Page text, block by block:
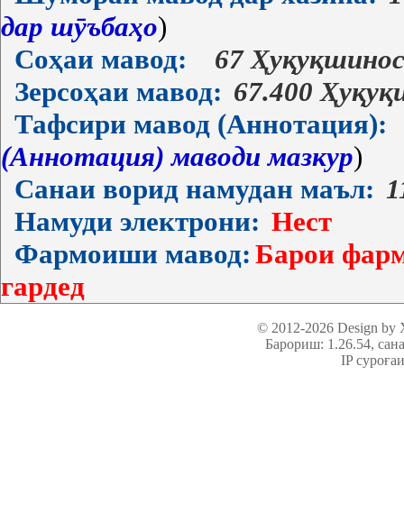
дар шӯъбаҳо)
Соҳаи мавод:
67
Зерсоҳаи мавод: 67.400
Тафсири мавод (Аннотация):
(Аннотация) маводи мазкур)
Санаи ворид намудан маъл:
Намуди электрони: Нест
Фармоиши мавод: Барои
гардед
© 2012-2026 Design
Барориш: 1.26.54,
IP